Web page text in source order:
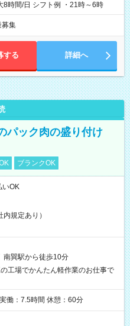
8時間/日 シフト例 ・21時～6時
募集
する 詳細へ
パック肉の盛り付け
ブランクOK
OK
規定あり）
南巽駅から徒歩10分
工場でかんたん軽作業のお仕事で
働：7.5時間 休憩：60分